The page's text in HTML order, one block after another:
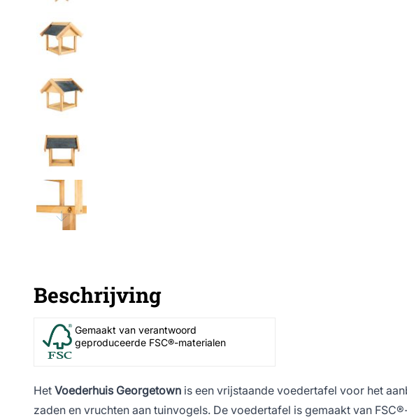
Beschrijving
Gemaakt van verantwoord
geproduceerde FSC®-materialen
Het Voederhuis Georgetown is een vrijstaande voedertafel voor het
zaden en vruchten aan tuinvogels. De voedertafel is gemaakt van